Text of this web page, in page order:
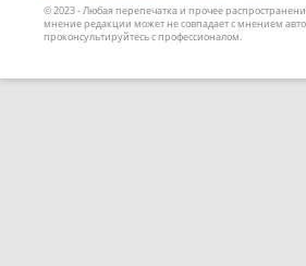
© 2023 - Любая перепечатка и прочее
мнение редакции может не совпадает с мнением
проконсультируйтесь с профессионалом.